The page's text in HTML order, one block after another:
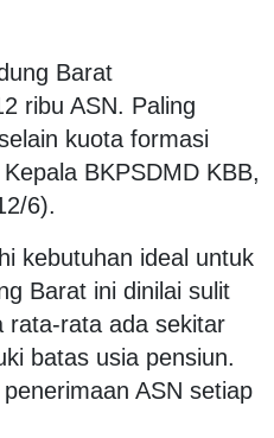
Barat
ribu ASN. Paling
kuota formasi
BKPSDMD KBB,
6).
kebutuhan ideal untuk
Barat ini dinilai sulit
rata-rata ada sekitar
batas usia pensiun.
ASN setiap